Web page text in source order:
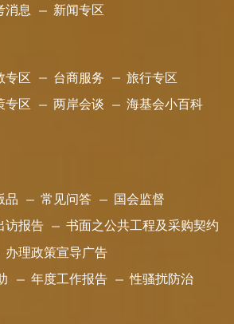
消息 新闻专区
专区 台商服务 旅行专区
专区 两岸会谈 海基会小百科
品 常见问答 国会监督
访报告 书面之公共工程及采购契约
办理政策宣导广告
年度工作报告 性骚扰防治